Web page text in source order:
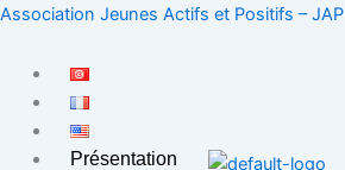
Aller
contenu
Association Jeunes Actifs et Positifs – JAP
Présentation